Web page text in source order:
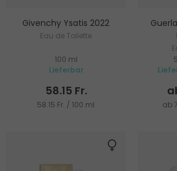
Givenchy Ysatis 2022
Eau de Toilette
100 ml
Lieferbar
58.15 Fr.
58.15 Fr. / 100 ml ab